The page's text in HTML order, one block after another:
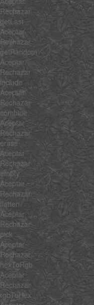
Rechazar
getLast
Aceptar
Rechazar
getRandom
Aceptar
Rechazar
include
Aceptar
Rechazar
combine
Aceptar
Rechazar
erase
Aceptar
Rechazar
empty
Aceptar
Rechazar
flatten
Aceptar
Rechazar
pick
Aceptar
Rechazar
hexToRgb
Aceptar
Rechazar
rgbToHex